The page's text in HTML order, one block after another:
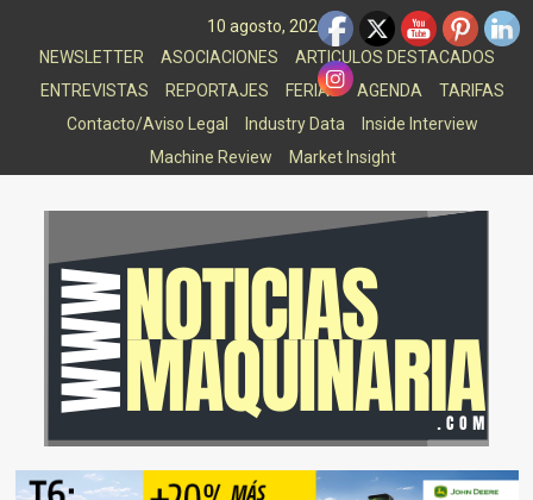
10 agosto, 2026
NEWSLETTER
ASOCIACIONES
ARTICULOS DESTACADOS
ENTREVISTAS
REPORTAJES FERIAS AGENDA
TARIFAS
Contacto/Aviso Legal
Industry Data
Inside Interview
Machine Review
Market Insight